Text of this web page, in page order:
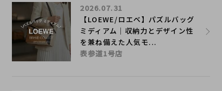
【LOEWE/ロエベ】パズルバッグ
ミディアム｜収納力とデザイン性
を兼ね備えた人気モ...
2026.07.31
表参道1号店